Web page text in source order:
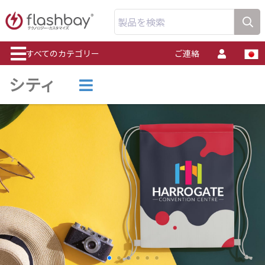
製品を検索
すべてのカテゴリー ご連絡
シティ